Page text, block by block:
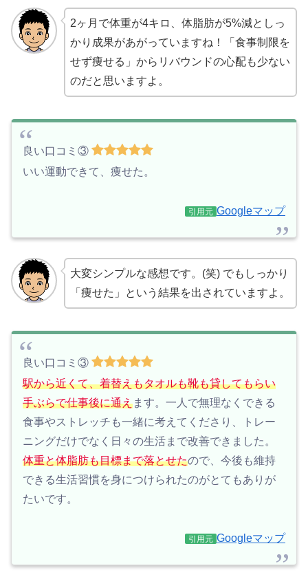
2ヶ月で体重が4キロ、体脂肪が5%減としっ
かり成果があがっていますね！「食事制限を
せず痩せる」からリバウンドの心配も少ない
のだと思いますよ。
良い口コミ③
いい運動できて、痩せた。
引用元 Googleマップ
大変シンプルな感想です。(笑) でもしっかり
「痩せた」という結果を出されていますよ。
良い口コミ③
駅から近くて、着替えもタオルも靴も貸してもらい
手ぶらで仕事後に通えます。一人で無理なくできる
食事やストレッチも一緒に考えてくださり、トレー
ニングだけでなく日々の生活まで改善できました。
体重と体脂肪も目標まで落とせたので、今後も維持
できる生活習慣を身につけられたのがとてもありが
たいです。
引用元 Googleマップ